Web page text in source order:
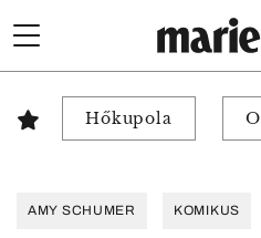
Hőkupola
AMY SCHUMER KOMIKUS